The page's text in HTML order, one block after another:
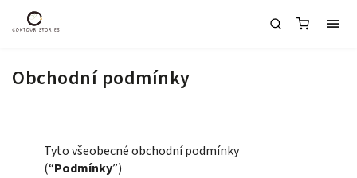
Obchodní podmínky
Tyto všeobecné obchodní podmínky
(“Podmínky”)